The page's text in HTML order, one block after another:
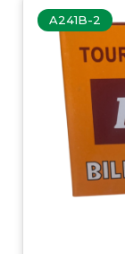
A241B-2